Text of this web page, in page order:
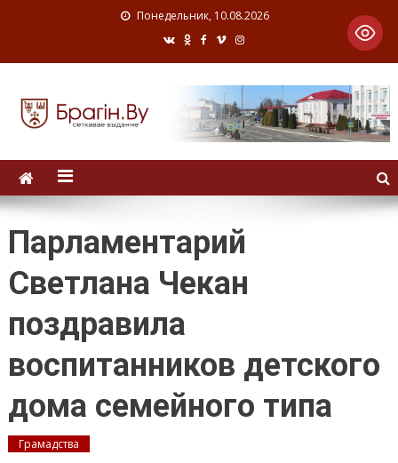
Понедельник, 10.08.2026
Парламентарий
Светлана Чекан
поздравила
воспитанников детского
дома семейного типа
Грамадства